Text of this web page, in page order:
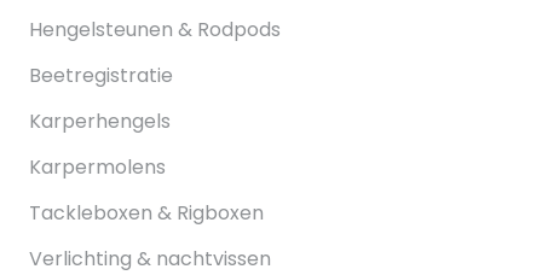
Hengelsteunen & Rodpods
Beetregistratie
Karperhengels
Karpermolens
Tackleboxen & Rigboxen
Verlichting & nachtvissen